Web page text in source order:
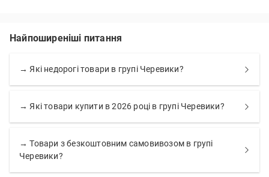
Найпоширеніші питання
→ Які недорогі товари в групі Черевики?
→ Які товари купити в 2026 році в групі Черевики?
→ Товари з безкоштовним самовивозом в групі
Черевики?